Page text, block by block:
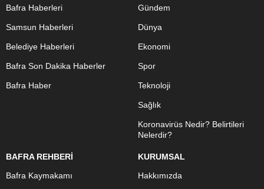
Bafra Haberleri
Samsun Haberleri
Belediye Haberleri
Bafra Son Dakika Haberler
Bafra Haber
Gündem
Dünya
Ekonomi
Spor
Teknoloji
Sağlık
Koronavirüs Nedir? Belirtileri
Nelerdir?
BAFRA REHBERİ
Bafra Kaymakamı
KURUMSAL
Hakkımızda